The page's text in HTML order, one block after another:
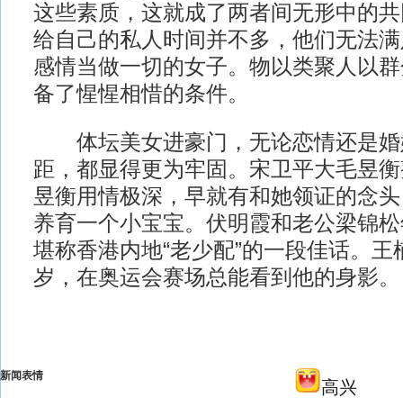
这些素质，这就成了两者间无形中的
给自己的私人时间并不多，他们无法
感情当做一切的女子。物以类聚人以
备了惺惺相惜的条件。
体坛美女进豪门，无论恋情还是婚
距，都显得更为牢固。宋卫平大毛昱
昱衡用情极深，早就有和她领证的念
养育一个小宝宝。伏明霞和老公梁锦
堪称香港内地“老少配”的一段佳话。
岁，在奥运会赛场总能看到他的身影。
新闻表情
高兴